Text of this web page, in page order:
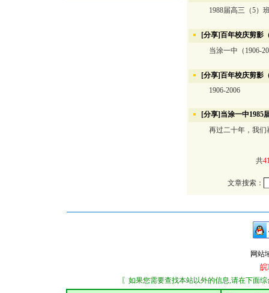
1988届高三（5）班
[分享]百年校庆剪影
当涂一中（1906-
[分享]百年校庆剪影
1906-2006
[分享]当涂一中1985
再过二十年，我
共
文章搜索：
网站
皖
〖如果您需要查找本站以外的信息,请在下面综合搜索